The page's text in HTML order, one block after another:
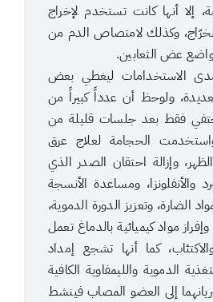
إلا أنها كانت تستخدم لإخراج
وكذلك لامتصاص الدم من
عض الثعابين.
الاستخدامات ليغطي بعض
ولوحظ أن عدداً كبيراً من
فقط بعد جلسات قليلة من
واستخدمت الحجامة لعلاج عرق
وإزالة احتقان الصدر الذي
والأنفلونزا، ومساعدة الأنسجة
الضارة، وتعزيز الدورة الدموية،
مواد كيميائية بالدماغ تعمل
كما أنها تشجع إمداد
الدموية والليمفاوية الكافية
إلى العضو المصاب فينشط